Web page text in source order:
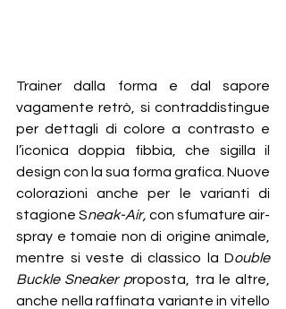
Trainer dalla forma e dal sapore
vagamente retrò, si contraddistingue
per dettagli di colore a contrasto e
l’iconica doppia fibbia, che sigilla il
design con la sua forma grafica. Nuove
colorazioni anche per le varianti di
stagione Sneak-Air, con sfumature air-
spray e tomaie non di origine animale,
mentre si veste di classico la Double
Buckle Sneaker proposta, tra le altre,
anche nella raffinata variante in vitello